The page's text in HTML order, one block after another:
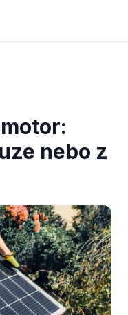
nebo z